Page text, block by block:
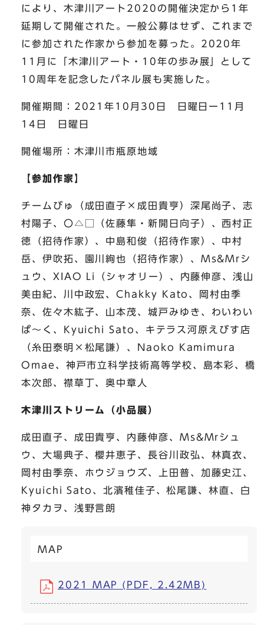
により、木津川アート2020の開催決定から1年
延期して開催された。一般公募はせず、これまで
に参加された作家から参加を募った。2020年
11月に「木津川アート・10年の歩み展」として
10周年を記念したパネル展も実施した。
開催期間：2021年10月30日 日曜日ー11月
14日 日曜日
開催場所：木津川市瓶原地域
【参加作家】
チームびゅ（成田直子×成田貴亨）深尾尚子、志
村陽子、〇△□（佐藤隼・新開日向子）、西村正
徳（招待作家）、中島和俊（招待作家）、中村
岳、伊吹拓、園川絢也（招待作家）、Ms&Mrシ
ュウ、XIAO Li（シャオリー）、内藤伸彦、浅山
美由紀、川中政宏、Chakky Kato、岡村由季
奈、佐々木紘子、山本茂、城戸みゆき、わいわい
ぱ〜く、Kyuichi Sato、キテラス河原えびす店
（糸田泰明×松尾謙）、Naoko Kamimura
Omae、神戸市立科学技術高等学校、島本彩、橋
本次郎、襟草丁、奥中章人
木津川ストリーム（小品展）
成田直子、成田貴亨、内藤伸彦、Ms&Mrシュ
ウ、大場典子、櫻井恵子、長谷川政弘、林真衣、
岡村由季奈、ホウジョウズ、上田普、加藤史江、
Kyuichi Sato、北濱稚佳子、松尾謙、林直、白
神タカヲ、浅野言朗
MAP
2021 MAP (PDF, 2.42MB)